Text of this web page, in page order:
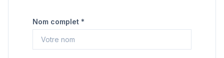
Nom complet *